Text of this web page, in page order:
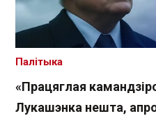
«Працяглая
Лукашэнка нешта,
Палітыка